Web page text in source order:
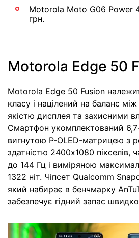
Motorola Moto G06
грн.
Motorola Edge 50
Motorola Edge 50 Fusion
класу і націлений на баланс
якістю дисплея та захисними
Смартфон укомплектований
вигнутою P-OLED-матрицею з
здатністю 2400х1080 пікселів,
до 144 Гц і виміряною
1322 ніт. Чіпсет Qualcomm
який набирає в бенчмарку
забезпечує гідний запас